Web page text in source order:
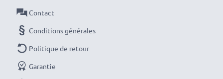
revanche, ces manettes coûtent plus cher à l'achat
qu'un câble OTG que vous pourriez utiliser avec une
manette que vous possédez déjà.
Contact
Conditions générales
Politique de retour
Garantie